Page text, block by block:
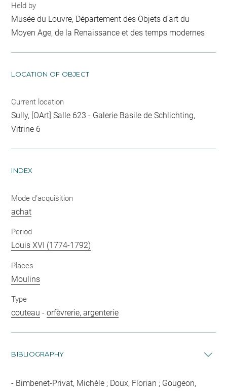
Held by
Musée du Louvre, Département des Objets d'art du
Moyen Age, de la Renaissance et des temps modernes
LOCATION OF OBJECT
Current location
Sully, [OArt] Salle 623 - Galerie Basile de Schlichting,
Vitrine 6
INDEX
Mode d'acquisition
achat
Period
Louis XVI (1774-1792)
Places
Moulins
Type
couteau -orfèvrerie, argenterie
BIBLIOGRAPHY
Bimbenet-Privat, Michèle ; Doux, Florian ; Gougeon,